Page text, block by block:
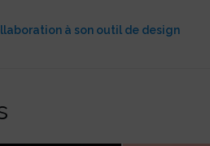
à son outil de design